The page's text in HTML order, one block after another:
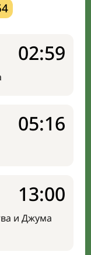
02:59
05:16
и Джума
13:00